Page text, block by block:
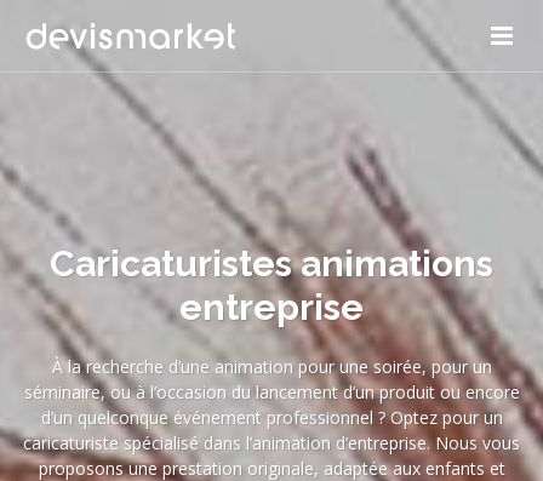
Caricaturistes animations
entreprise
À la recherche d’une animation pour une soirée, pour un
séminaire, ou à l’occasion du lancement d’un produit ou encore
d’un quelconque événement professionnel ? Optez pour un
caricaturiste spécialisé dans l’animation d’entreprise. Nous vous
proposons une prestation originale, adaptée aux enfants et